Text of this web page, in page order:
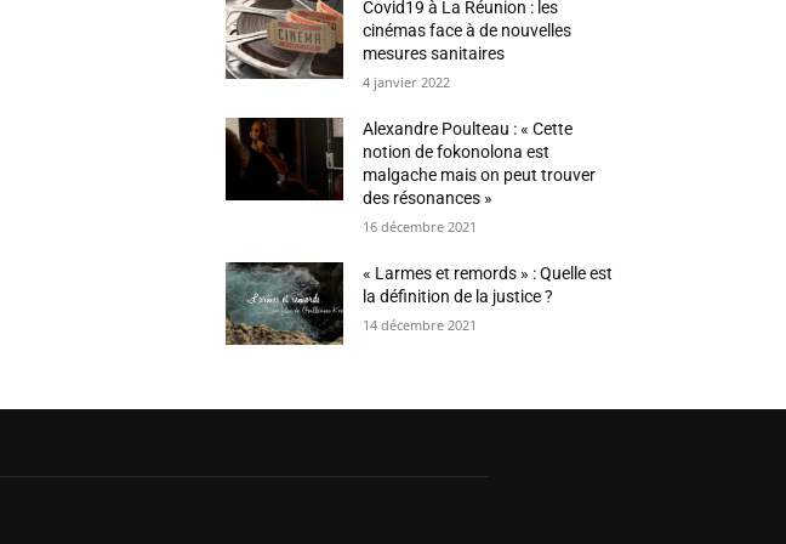
Covid19 à La Réunion : les
cinémas face à de nouvelles
mesures sanitaires
4 janvier 2022
Alexandre Poulteau : « Cette
notion de fokonolona est
malgache mais on peut trouver
des résonances »
16 décembre 2021
« Larmes et remords » : Quelle est
la définition de la justice ?
14 décembre 2021